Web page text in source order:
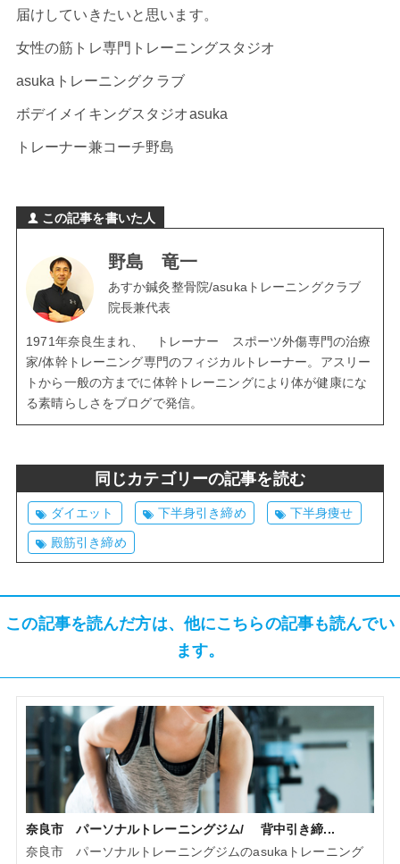
届けしていきたいと思います。
女性の筋トレ専門トレーニングスタジオ
asukaトレーニングクラブ
ボデイメイキングスタジオasuka
トレーナー兼コーチ野島
この記事を書いた人
野島 竜一
あすか鍼灸整骨院/asukaトレーニングクラブ
院長兼代表
1971年奈良生まれ、 トレーナー スポーツ外傷専門の治療
家/体幹トレーニング専門のフィジカルトレーナー。アスリー
トから一般の方までに体幹トレーニングにより体が健康にな
る素晴らしさをブログで発信。
同じカテゴリーの記事を読む
ダイエット 下半身引き締め 下半身痩せ
殿筋引き締め
この記事を読んだ方は、他にこちらの記事も読んでい
ます。
奈良市 パーソナルトレーニングジム/ 背中引き締...
奈良市 パーソナルトレーニングジムのasukaトレーニング